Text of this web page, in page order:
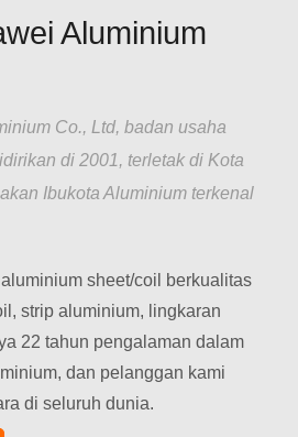
Aluminium
Co., Ltd, badan usaha
di 2001, terletak di Kota
Ibukota Aluminium terkenal
sheet/coil berkualitas
strip aluminium, lingkaran
22 tahun pengalaman dalam
dan pelanggan kami
di seluruh dunia.